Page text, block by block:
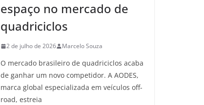
espaço no mercado de
quadriciclos
2 de julho de 2026 Marcelo Souza
O mercado brasileiro de quadriciclos acaba
de ganhar um novo competidor. A AODES,
marca global especializada em veículos off-
road, estreia